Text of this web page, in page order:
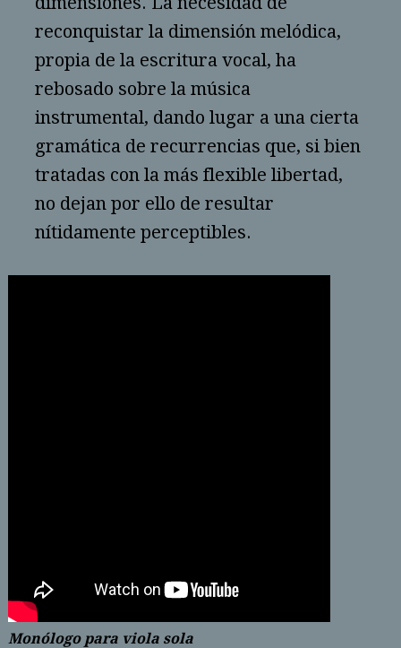
reconquistar la dimensión melódica,
propia de la escritura vocal, ha
rebosado sobre la música
instrumental, dando lugar a una cierta
gramática de recurrencias que, si bien
tratadas con la más flexible libertad,
no dejan por ello de resultar
nítidamente perceptibles.
Monólogo para viola sola